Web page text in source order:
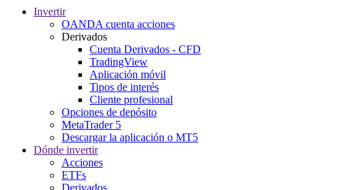
Invertir
OANDA cuenta acciones
Derivados
Cuenta Derivados - CFD
TradingView
Aplicación móvil
Tipos de interés
Cliente profesional
Opciones de depósito
MetaTrader 5
Descargar la aplicación o MT5
Dónde invertir
Acciones
ETFs
Derivados